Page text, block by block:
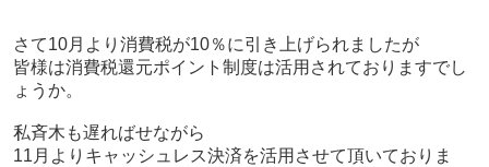
さて10月より消費税が10％に引き上げられましたが
皆様は消費税還元ポイント制度は活用されておりますでし
ょうか。
私斉木も遅ればせながら
11 月よりキャッシュレス決済を活用させて頂いておりま